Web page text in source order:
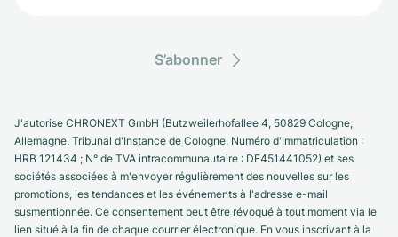
S’abonner
J'autorise CHRONEXT GmbH (Butzweilerhofallee 4, 50829 Cologne,
Allemagne. Tribunal d'Instance de Cologne, Numéro d'Immatriculation :
HRB 121434 ; N° de TVA intracommunautaire : DE451441052) et ses
sociétés associées à m'envoyer régulièrement des nouvelles sur les
promotions, les tendances et les événements à l'adresse e-mail
susmentionnée. Ce consentement peut être révoqué à tout moment via le
lien situé à la fin de chaque courrier électronique. En vous inscrivant à la